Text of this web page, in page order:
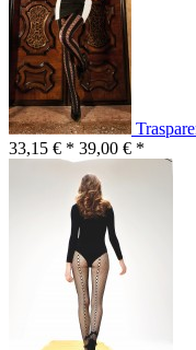
33,15 € * 39,00 € *